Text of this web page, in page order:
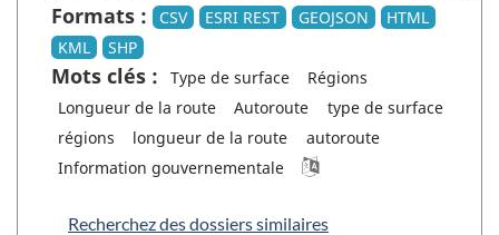
Formats :
CSV ESRI REST GEOJSON
HTML
KML
SHP
Mots clés : Type de surface
Régions
Longueur de la route
Autoroute
type de surface
régions
longueur de la route
autoroute
Information gouvernementale
Recherchez des dossiers similaires